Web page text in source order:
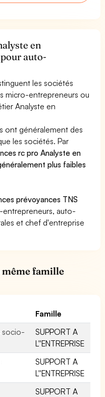
en
auto-
les sociétés
micro-entrepreneurs ou
Analyste en
ont généralement des
les sociétés. Par
rc pro Analyste en
plus faibles
prévoyances TNS
entrepreneurs, auto-
et chef d'entreprise
même famille
Famille
socio-
SUPPORT A
L''ENTREPRISE
SUPPORT A
L''ENTREPRISE
SUPPORT A